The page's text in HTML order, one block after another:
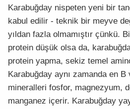
Karabuğday nispeten yeni bir
kabul edilir - teknik bir meyve
yıldan fazla olmamıştır çünkü.
protein düşük olsa da,
protein yapma, sekiz temel
Karabuğday aynı zamanda en
mineralleri fosfor, magnezyum,
manganez içerir. Karabuğday